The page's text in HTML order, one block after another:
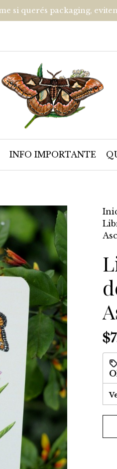
si querés packaging,
INFO IMPORTANTE